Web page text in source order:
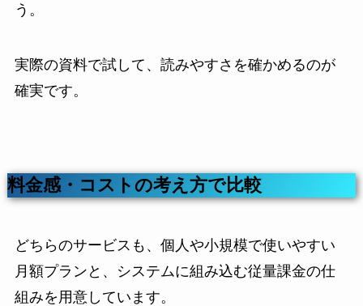
う。
実際の資料で試して、読みやすさを確かめるのが
確実です。
料金感・コストの考え方で比較
どちらのサービスも、個人や小規模で使いやすい
月額プランと、システムに組み込む従量課金の仕
組みを用意しています。